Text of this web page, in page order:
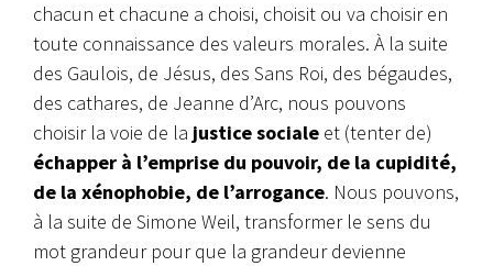
chacun et chacune a choisi, choisit ou va choisir en
toute connaissance des valeurs morales. À la suite
des Gaulois, de Jésus, des Sans Roi, des bégaudes,
des cathares, de Jeanne d’Arc, nous pouvons
choisir la voie de la justice sociale et (tenter de)
échapper à l’emprise du pouvoir, de la cupidité,
de la xénophobie, de l’arrogance. Nous pouvons,
à la suite de Simone Weil, transformer le sens du
mot grandeur pour que la grandeur devienne